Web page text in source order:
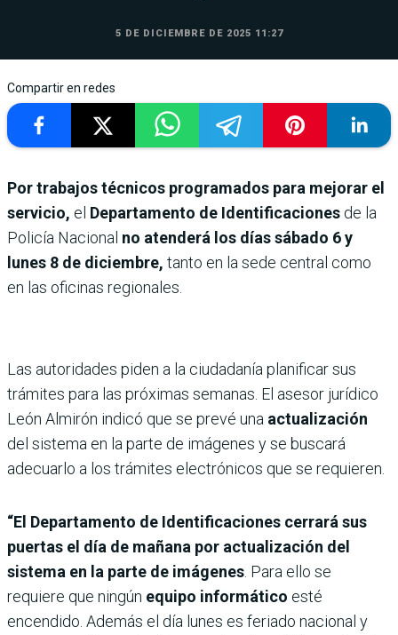
5 DE DICIEMBRE DE 2025 11:27
Compartir en redes
Por trabajos técnicos programados para mejorar el
servicio, el Departamento de Identificaciones de la
Policía Nacional no atenderá los días sábado 6 y
lunes 8 de diciembre, tanto en la sede central como
en las oficinas regionales.
Las autoridades piden a la ciudadanía planificar sus
trámites para las próximas semanas. El asesor jurídico
León Almirón indicó que se prevé una actualización
del sistema en la parte de imágenes y se buscará
adecuarlo a los trámites electrónicos que se requieren.
“El Departamento de Identificaciones cerrará sus
puertas el día de mañana por actualización del
sistema en la parte de imágenes . Para ello se
requiere que ningún equipo informático esté
encendido. Además el día lunes es feriado nacional y